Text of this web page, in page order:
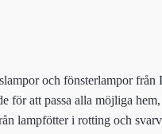
och fönsterlampor
för att passa alla möjliga
lampfötter i rotting och